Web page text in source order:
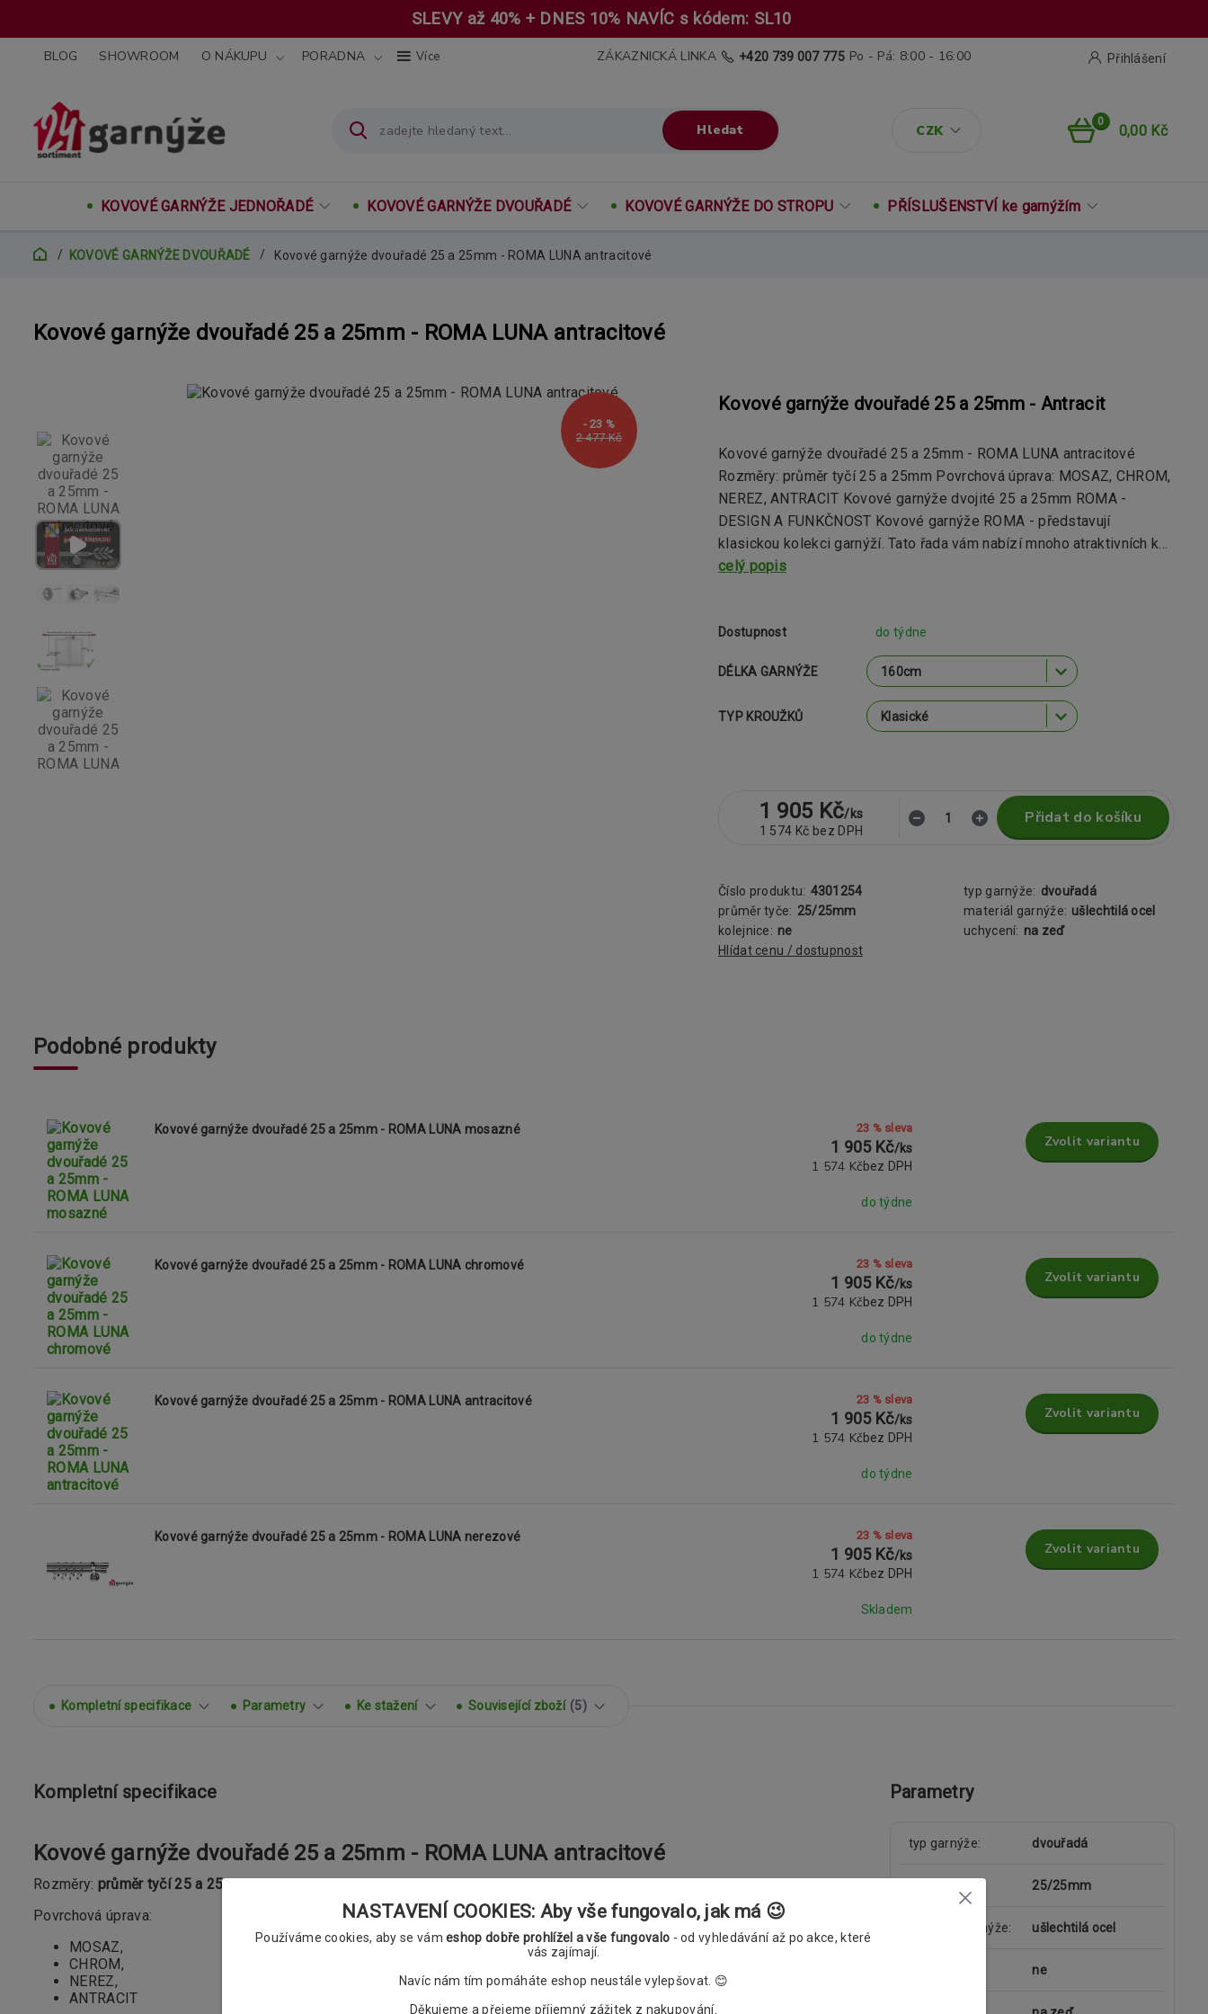
SLEVY až 40% + DNES 10% NAVÍC s kódem: SL10
BLOG SHOWROOM O NÁKUPU PORADNA Více
CZK
Přihlášení
Hledat
ZÁKAZNICKÁ LINKA +420 739 007 775 Po - Pá: 8:00 - 16:00
0
0,00 Kč
KOVOVÉ GARNÝŽE JEDNOŘADÉ KOVOVÉ GARNÝŽE DVOUŘADÉ KOVOVÉ GARNÝŽE DO STROPU PŘÍSLUŠENSTVÍ ke garnýžím
KOVOVÉ GARNÝŽE DVOUŘADÉ Kovové garnýže dvouřadé 25 a 25mm - ROMA LUNA antracitové
Kovové garnýže dvouřadé 25 a 25mm - ROMA LUNA antracitové
2 477 Kč
- 23 %
Kovové garnýže dvouřadé 25 a 25mm - Antracit
Kovové garnýže dvouřadé 25 a 25mm - ROMA LUNA antracitové
Rozměry: průměr tyčí 25 a 25mm Povrchová úprava: MOSAZ, CHROM,
NEREZ, ANTRACIT Kovové garnýže dvojité 25 a 25mm ROMA -
DESIGN A FUNKČNOST Kovové garnýže ROMA - představují
klasickou kolekci garnýží. Tato řada vám nabízí mnoho atraktivních k...
celý popis
Dostupnost do týdne
DÉLKA GARNÝŽE
TYP KROUŽKŮ
1 905 Kč/ks
1 574 Kč bez DPH
Přidat do košíku
Číslo produktu: 4301254 typ garnýže: dvouřadá
průměr tyče: 25/25mm materiál garnýže: ušlechtilá ocel
kolejnice: ne uchycení: na zeď
Hlídat cenu / dostupnost
Podobné produkty
Kovové garnýže dvouřadé 25 a 25mm - ROMA LUNA mosazné 23 % sleva
1 905 Kč/ks
1 574 Kčbez DPH
do týdne
Zvolit variantu
Kovové garnýže dvouřadé 25 a 25mm - ROMA LUNA chromové 23 % sleva
1 905 Kč/ks
1 574 Kčbez DPH
do týdne
Zvolit variantu
Kovové garnýže dvouřadé 25 a 25mm - ROMA LUNA antracitové 23 % sleva
1 905 Kč/ks
1 574 Kčbez DPH
do týdne
Zvolit variantu
Kovové garnýže dvouřadé 25 a 25mm - ROMA LUNA nerezové 23 % sleva
1 905 Kč/ks
1 574 Kčbez DPH
Skladem
Zvolit variantu
Kompletní specifikace Parametry Ke stažení Související zboží 5
Kompletní specifikace
Kovové garnýže dvouřadé 25 a 25mm - ROMA LUNA antracitové
Rozměry: průměr tyčí 25 a 25mm
Povrchová úprava:
MOSAZ,
CHROM,
NEREZ,
ANTRACIT
Parametry
typ garnýže dvouřadá
25/25mm
materiál garnýže ušlechtilá ocel
ne
NASTAVENÍ COOKIES: Aby vše fungovalo, jak má 😉
Používáme cookies, aby se vámeshop dobře prohlížel a vše fungovalo - od vyhledávání až po akce, které
vás zajímají.
Navíc nám tím pomáháte eshop neustále vylepšovat. 😊
Děkujeme a přejeme příjemný zážitek z nakupování.